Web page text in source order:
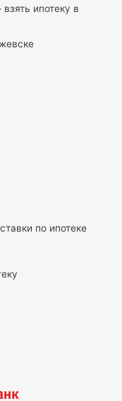
ипотеку в
по ипотеке